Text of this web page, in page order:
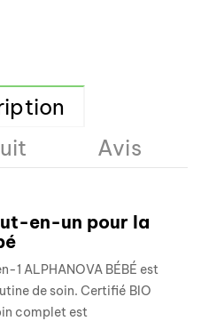
Avis
en-un pour la
1 ALPHANOVA BÉBÉ est
de soin. Certifié BIO
complet est